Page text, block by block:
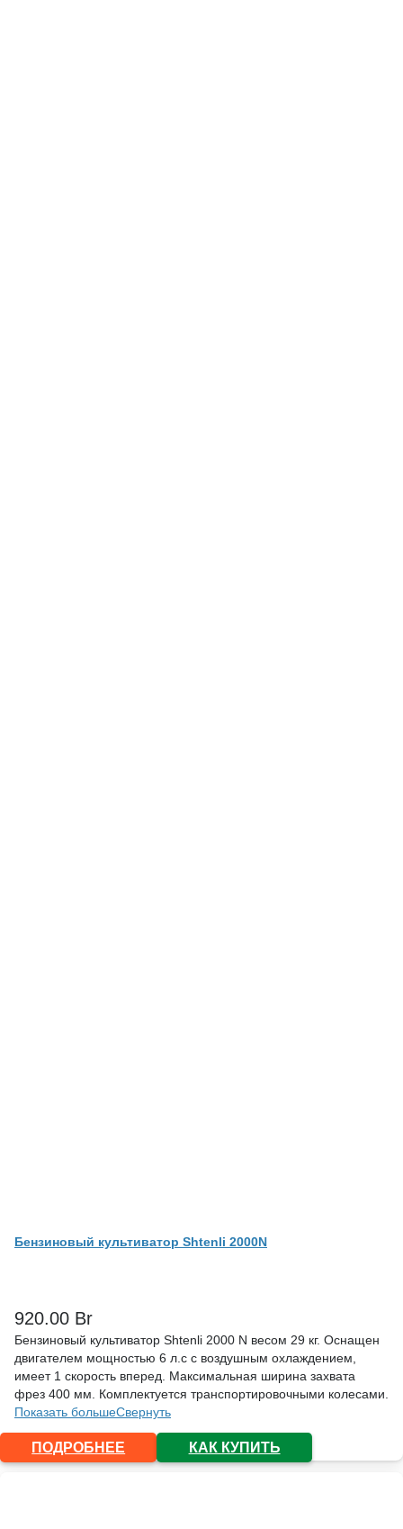
Бензиновый культиватор Shtenli 2000N
920.00 Br
Бензиновый культиватор Shtenli 2000 N весом 29 кг. Оснащен
двигателем мощностью 6 л.с с воздушным охлаждением,
имеет 1 скорость вперед. Максимальная ширина захвата
фрез 400 мм. Комплектуется транспортировочными колесами.
Показать большеСвернуть
ПОДРОБНЕЕ КАК КУПИТЬ